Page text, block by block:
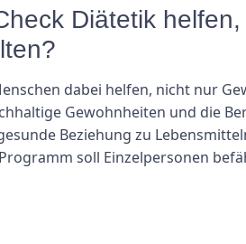
Diätetik
dabei helfen, nicht nur
Gewohnheiten und die
Beziehung zu
soll Einzelpersonen